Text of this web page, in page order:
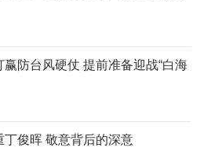
防台风硬仗 提前准备迎战“白海
俊晖 敬意背后的深意